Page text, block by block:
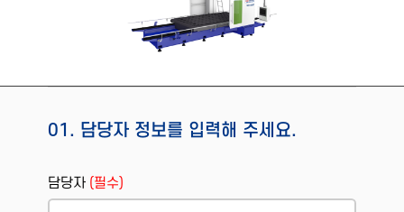
01. 담당자 정보를 입력해 주세요.
담당자 (필수)